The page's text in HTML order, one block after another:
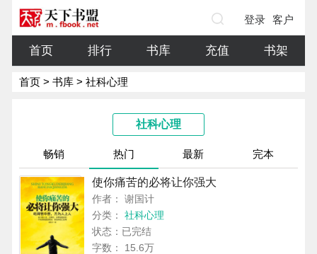
登录 客户
端
首页 排行 书库 充值 书架
首页 > 书库 > 社科心理
社科心理
畅销 热门 最新 完本
使你痛苦的必将让你强大
作者： 谢国计
分类： 社科心理
状态：已完结
字数： 15.6万